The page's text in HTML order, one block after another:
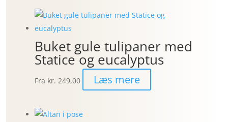
Buket gule tulipaner med
Statice og eucalyptus
Fra kr. 249,00 Læs mere